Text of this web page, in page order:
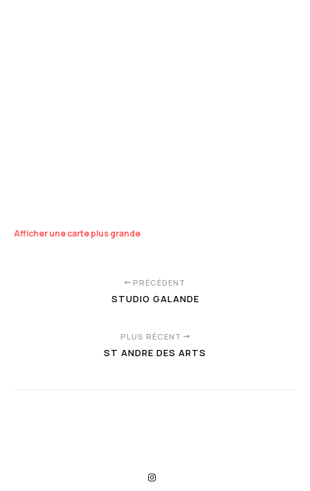
Afficher une carte plus grande
PRÉCÉDENT
STUDIO GALANDE
PLUS RÉCENT
ST ANDRE DES ARTS